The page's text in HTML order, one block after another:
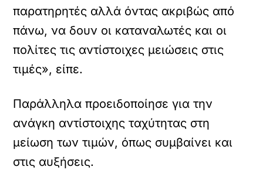
.
παρατηρητές αλλά όντας ακριβώς από
πάνω, να δουν οι καταναλωτές και οι
πολίτες τις αντίστοιχες μειώσεις στις
τιμές», είπε.
Παράλληλα προειδοποίησε για την
ανάγκη αντίστοιχης ταχύτητας στη
μείωση των τιμών, όπως συμβαίνει και
στις αυξήσεις.